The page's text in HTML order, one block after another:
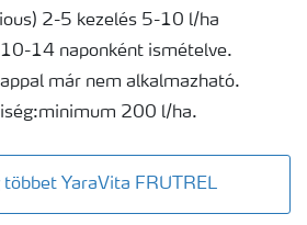
2-5 kezelés 5-10 l/ha
14 naponként ismételve.
már nem alkalmazható.
200 l/ha.
többet YaraVita FRUTREL